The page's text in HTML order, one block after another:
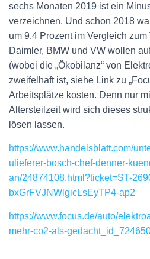
sechs Monaten 2019 ist ein
verzeichnen. Und schon 2018
um 9,4 Prozent im Vergleich
Daimler, BMW und VW wollen
(wobei die „Ökobilanz“ von
zweifelhaft ist, siehe Link zu
Arbeitsplätze kosten. Denn nur
Altersteilzeit wird sich dieses
lösen lassen.
https://www.handelsblatt.com/
ulieferer-bosch-chef-denner-
an/24874108.html?ticket=ST-
bxGrFVJNWlgicLsEyTP4-ap2
https://www.focus.de/auto/
mehr-co2-als-